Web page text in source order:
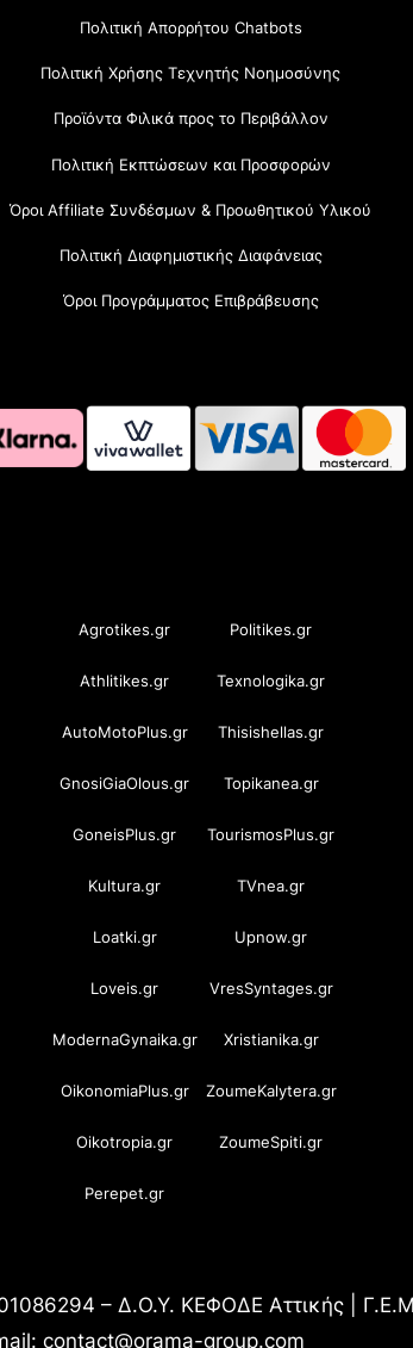
Πολιτική Απορρήτου Chatbots
Πολιτική Χρήσης Τεχνητής Νοημοσύνης
Προϊόντα Φιλικά προς το Περιβάλλον
Πολιτική Εκπτώσεων και Προσφορών
Όροι Affiliate Συνδέσμων & Προωθητικού Υλικού
Πολιτική Διαφημιστικής Διαφάνειας
Όροι Προγράμματος Επιβράβευσης
Agrotikes.gr Politikes.gr
Athlitikes.gr Texnologika.gr
AutoMotoPlus.gr Thisishellas.gr
GnosiGiaOlous.gr Topikanea.gr
GoneisPlus.gr TourismosPlus.gr
Kultura.gr TVnea.gr
Loatki.gr Upnow.gr
Loveis.gr VresSyntages.gr
ModernaGynaika.gr Xristianika.gr
OikonomiaPlus.gr ZoumeKalytera.gr
Oikotropia.gr ZoumeSpiti.gr
Perepet.gr
– Δ.Ο.Υ. ΚΕΦΟΔΕ Αττικής |
contact@orama-group.com